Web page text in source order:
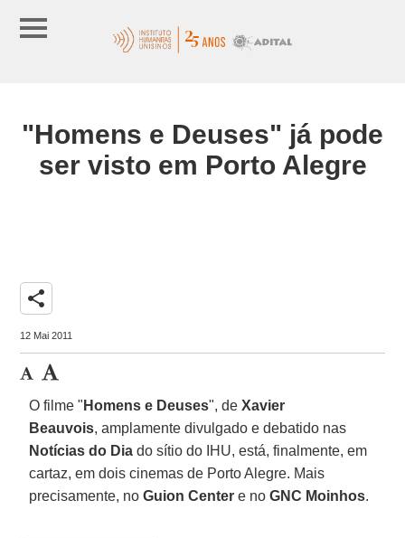
"Homens e Deuses" já pode
ser visto em Porto Alegre
share
12 Mai 2011
O filme " Homens e Deuses", deXavier
Beauvois, amplamente divulgado e debatido nas
Notícias do Dia do sítio do IHU, está, finalmente, em
cartaz, em dois cinemas de Porto Alegre. Mais
precisamente, noGuion Center e noGNC Moinhos.